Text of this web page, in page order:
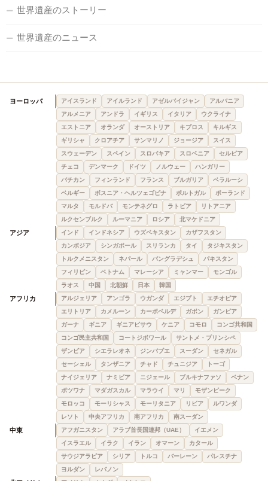
世界遺産のストーリー
世界遺産のニュース
ヨーロッパ アイスランド アイルランド アゼルバイジャン
アルバニア
アルメニア
アンドラ イギリス イタリア
ウクライナ
エストニア
オランダ オーストリア キプロス
キルギス
ギリシャ
クロアチア サンマリノ ジョージア
スイス
スウェーデン
スペイン スロバキア スロベニア
セルビア
チェコ
デンマーク ドイツ ノルウェー
ハンガリー
バチカン
フィンランド フランス ブルガリア
ベラルーシ
ベルギー
ボスニア・ヘルツェゴビナ ポルトガル
ポーランド
マルタ
モルドバ モンテネグロ ラトビア
リトアニア
ルクセンブルク
ルーマニア ロシア 北マケドニア
アジア インド インドネシア ウズベキスタン
カザフスタン
カンボジア
シンガポール スリランカ タイ
タジキスタン
トルクメニスタン
ネパール バングラデシュ
パキスタン
フィリピン
ベトナム マレーシア ミャンマー
モンゴル
ラオス
中国 北朝鮮 日本 韓国
アフリカ アルジェリア アンゴラ ウガンダ エジプト
エチオピア
エリトリア
カメルーン カーボベルデ ガボン
ガンビア
ガーナ
ギニア ギニアビサウ ケニア コモロ
コンゴ共和国
コンゴ民主共和国
コートジボワール
サントメ・プリンシペ
ザンビア
シエラレオネ ジンバブエ スーダン
セネガル
セーシェル
タンザニア チャド チュニジア
トーゴ
ナイジェリア
ナミビア ニジェール ブルキナファソ
ベナン
ボツワナ
マダガスカル マラウイ マリ
モザンビーク
モロッコ
モーリシャス モーリタニア リビア
ルワンダ
レソト
中央アフリカ 南アフリカ 南スーダン
中東 アフガニスタン アラブ首長国連邦（UAE）
イエメン
イスラエル
イラク イラン オマーン
カタール
サウジアラビア
シリア トルコ バーレーン
パレスチナ
ヨルダン
レバノン